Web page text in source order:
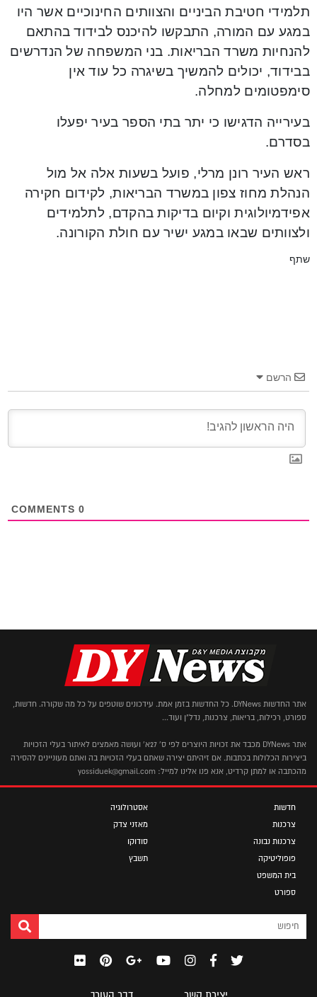
תלמידי חטיבת הביניים והצוותים החינוכיים אשר היו
במגע עם המורה, התבקשו להיכנס לבידוד בהתאם
להנחיות משרד הבריאות. בני המשפחה של הנדרשים
בבידוד, יכולים להמשיך בשיגרה כל עוד אין
סימפטומים למחלה.
בעירייה הדגישו כי יתר בתי הספר בעיר יפעלו
בסדרם.
ראש העיר רונן מרלי, פועל בשעות אלה אל מול
הנהלת מחוז צפון במשרד הבריאות, לקידום חקירה
אפידמיולוגית וקיום בדיקות בהקדם, לתלמידים
ולצוותים שבאו במגע ישיר עם חולת הקורונה.
שתף
הרשם
0
אתר החדשות DYNews. כל החדשות בזמן אמת. עידכונים שוטפים על כל מה שקורה. חדשות,
ספורט, רכילות, בריאות, צרכנות, נדל"ן ועוד...
אתר DYNews מכבד את זכויות היוצרים לפי ס' 27א' ועושה מאמצים לאיתור בעלי הזכויות
ביצירות הכלולות בכתבות. אם זיהיתם יצירה שאתם בעלי הזכויות בה ואתם מעוניינים להסירה
מהכתבה או למתן קרדיט, אנא פנו אלינו למייל: yossiduek@gmail.com
חדשות
צרכנות
צרכנות נבונה
פופוליטיקה
בית המשפט
ספורט
אסטרולוגיה
מאזני צדק
סודוקו
תשבץ